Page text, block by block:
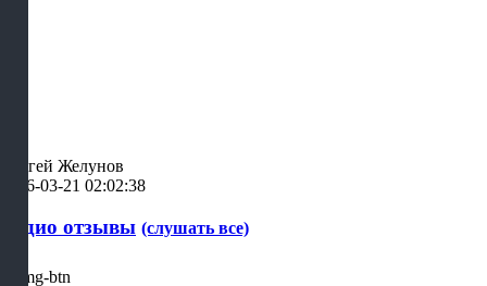
Сергей Желунов
2026-03-21 02:02:38
Аудио отзывы (слушать все)